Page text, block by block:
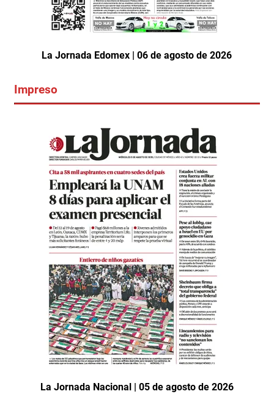
La Jornada Edomex | 06 de agosto de 2026
Impreso
La Jornada Nacional | 05 de agosto de 2026